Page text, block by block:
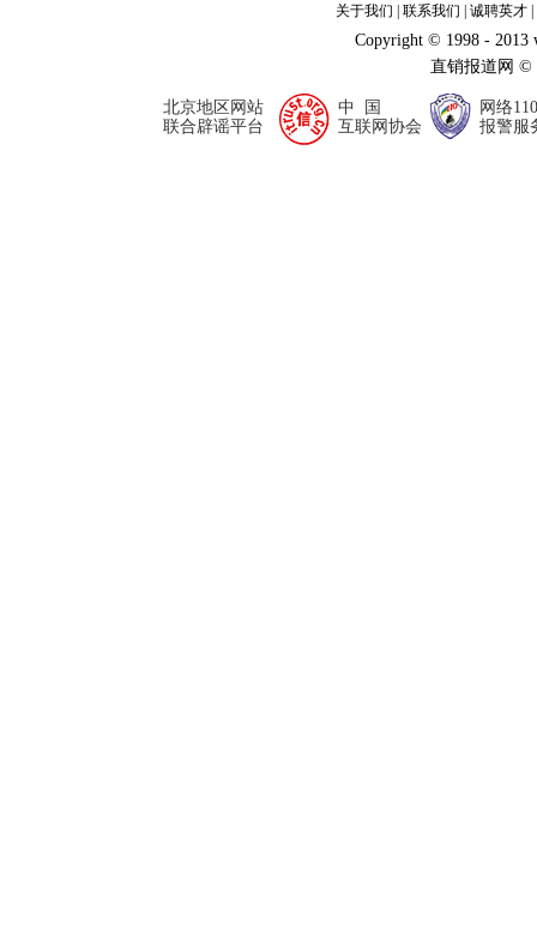
关于我们 联系我们 诚聘英才
Copyright © 1998 - 2013
直销报道网
北京地区网站
联合辟谣平台
中 国
互联网协会
网络110
报警服